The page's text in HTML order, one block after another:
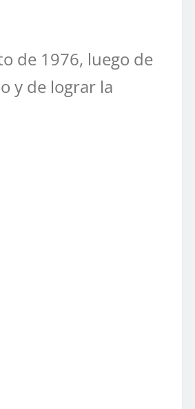
de 1976, luego de
y de lograr la